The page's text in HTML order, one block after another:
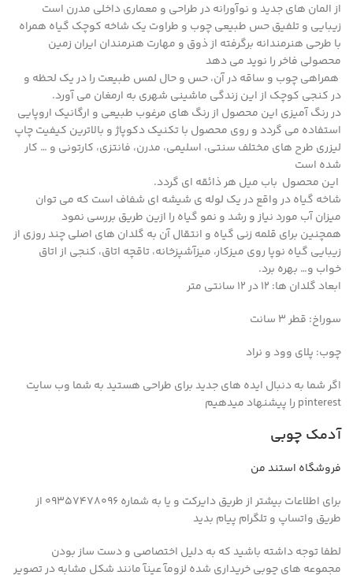
از المان های جدید و نوآورانه در طراحی و معماری داخلی مدرن است
زیبایی و تلفیق حس طبیعی چوب و طراوت یک شاخه کوچک گیاه همراه
با طرحی هنرمندانه برگرفته از ذوق و مهارت هنرمندان ایران زمین
محصولی فاخر را نوید می دهد
همراهی چوب و ساقه در آن، حس و حال لمس طبیعت را در یک لحظه و
در کنجی کوچک از این زندگی ماشینی شهری به ارمغان می آورد.
در رنگ آمیزی این محصول از رنگ های مرغوب طبیعی و ارگانیک اروپایی
استفاده می گردد و روی محصول با تکنیک دکوپاژ و بالاترین کیفیت چاپ
لیزری طرح های مختلف سنتی، اسلیمی، مدرن، فانتزی، کارتونی و … کار
شده است
این محصول باب میل هر ذائقه ای گردد.
شاخه گیاه در واقع در یک لوله ی شیشه ای شفاف است که می توان
میزان آب مورد نیاز و رشد و نمو گیاه را ازین طریق بررسی نمود
همچنین برای قلمه زنی گیاه و انتقال آن به گلدان های اصلی چند روزی از
زیبایی گیاه نوپا روی میزکار، میزآشپزخانه، تاقچه اتاق، کنجی از اتاق
خواب و… بهره برد.
ابعاد گلدان ها: 12 در 12 سانتی متر
سوراخ: قطر 3 سانت
چوب: پلای وود و نراد
اگر شما به دنبال ایده های جدید برای طراحی هستید به شما وب سایت
pinterest را پیشنهاد میدهیم
آدمک چوبی
فروشگاه استند من
برای اطلاعات بیشتر از طریق دایرکت و یا به شماره 09357478096 از
طریق واتساپ و تلگرام پیام بدید
لطفا توجه داشته باشید که به دلیل اختصاصی و دست ساز بودن
مجموعه های چوبی خریداری شده لزومآ عینآ مانند شکل مشابه در تصویر